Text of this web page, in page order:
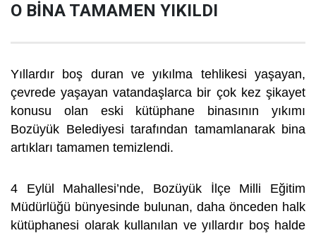
O BİNA TAMAMEN YIKILDI
Yıllardır boş duran ve yıkılma tehlikesi yaşayan,
çevrede yaşayan vatandaşlarca bir çok kez şikayet
konusu olan eski kütüphane binasının yıkımı
Bozüyük Belediyesi tarafından tamamlanarak bina
artıkları tamamen temizlendi.
4 Eylül Mahallesi’nde, Bozüyük İlçe Milli Eğitim
Müdürlüğü bünyesinde bulunan, daha önceden halk
kütüphanesi olarak kullanılan ve yıllardır boş halde